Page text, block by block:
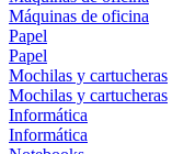
Máquinas de oficina
Papel
Papel
Mochilas y cartucheras
Mochilas y cartucheras
Informática
Informática